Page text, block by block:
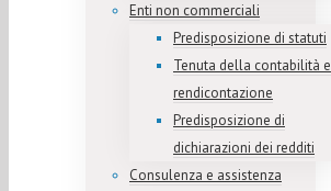
Enti non commerciali
Predisposizione di statuti
Tenuta della contabilità e
rendicontazione
Predisposizione di
dichiarazioni dei redditi
Consulenza e assistenza